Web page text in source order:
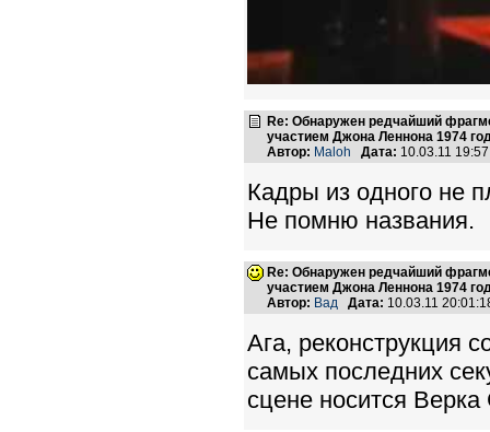
Re: Обнаружен редчайший
участием Джона Леннона 1974
Автор: Maloh Дата: 10.03.11
Кадры из одного не
Не помню названия.
Re: Обнаружен редчайший
участием Джона Леннона 1974
Автор: Вад Дата: 10.03.11
Ага, реконструкция
самых последних
сцене носится